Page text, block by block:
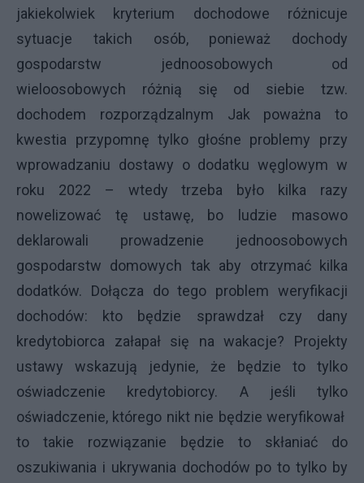
jakiekolwiek kryterium dochodowe różnicuje
sytuacje takich osób, ponieważ dochody
gospodarstw jednoosobowych od
wieloosobowych różnią się od siebie tzw.
dochodem rozporządzalnym Jak poważna to
kwestia przypomnę tylko głośne problemy przy
wprowadzaniu dostawy o dodatku węglowym w
roku 2022 – wtedy trzeba było kilka razy
nowelizować tę ustawę, bo ludzie masowo
deklarowali prowadzenie jednoosobowych
gospodarstw domowych tak aby otrzymać kilka
dodatków. Dołącza do tego problem weryfikacji
dochodów: kto będzie sprawdzał czy dany
kredytobiorca załapał się na wakacje? Projekty
ustawy wskazują jedynie, że będzie to tylko
oświadczenie kredytobiorcy. A jeśli tylko
oświadczenie, którego nikt nie będzie weryfikował
to takie rozwiązanie będzie to skłaniać do
oszukiwania i ukrywania dochodów po to tylko by